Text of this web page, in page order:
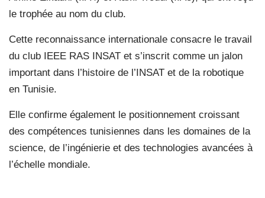
le trophée au nom du club.
Cette reconnaissance internationale consacre le travail
du club IEEE RAS INSAT et s’inscrit comme un jalon
important dans l’histoire de l’INSAT et de la robotique
en Tunisie.
Elle confirme également le positionnement croissant
des compétences tunisiennes dans les domaines de la
science, de l’ingénierie et des technologies avancées à
l’échelle mondiale.